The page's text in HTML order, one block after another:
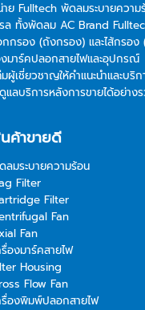
าย Fulltech พัดลมระบายความ
รล ทั้งพัดลม AC Brand
กรอง (ถังกรอง) และไส้กรอ
มาร์คปลอกสายไฟและอุปกรณ์
ผู้เชี่ยวชาญให้คำแนะนำและบริ
ลบริการหลังการขายได้อย่างร
ค้าขายดี
ลมระบายความร้อน
Filter
Filter
Fan
Fan
รื่องมาร์คสายไฟ
Housing
Flow Fan
รื่องพิมพ์ปลอกสายไฟ